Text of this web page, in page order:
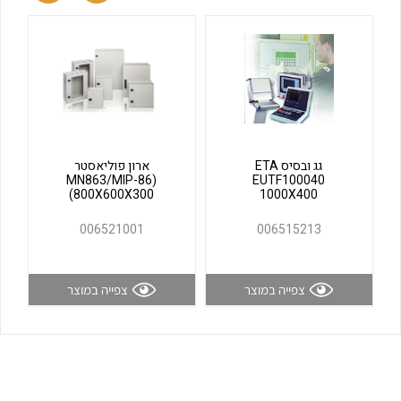
לכל מוצרי היצרן לכל מוצרי היצרן
גג ובסיס ETA
EUTF100040
1000X400
006515213
צפייה במוצר
ארון פוליאסטר
(MN863/MIP-86
(800X600X300
006521001
צפייה במוצר